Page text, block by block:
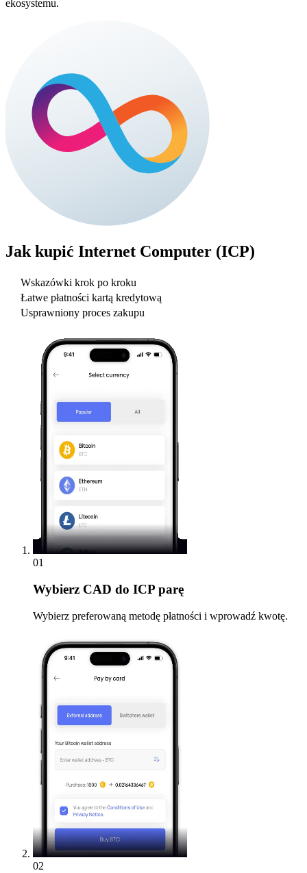
ekosystemu.
Jak kupić Internet Computer (ICP)
Wskazówki krok po kroku
Łatwe płatności kartą kredytową
Usprawniony proces zakupu
01
Wybierz CAD do ICP parę
Wybierz preferowaną metodę płatności i wprowadź kwotę.
02